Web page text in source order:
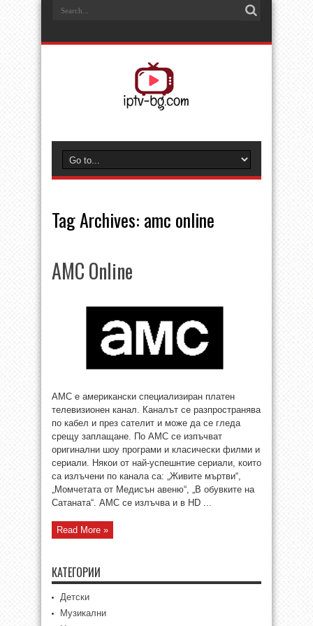
Tag Archives: amc online
AMC Online
AMC е американски специализиран платен
телевизионен канал. Каналът се разпространява
по кабел и през сателит и може да се гледа
срещу заплащане. По AMC се изпъчват
оригинални шоу програми и класически филми и
сериали. Някои от най-успешнтие сериали, които
са излъчени по канала са: „Живите мъртви“,
„Момчетата от Медисън авеню“, „В обувките на
Сатаната“. AMC се излъчва и в HD ...
Read More »
КАТЕГОРИИ
Детски
Музикални